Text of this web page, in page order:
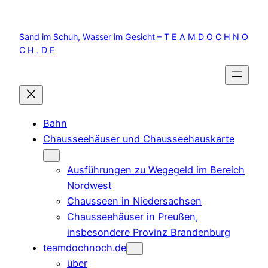
springen
Sand im Schuh, Wasser im Gesicht – T E A M D O C H N O
C H . D E
Bahn
Chausseehäuser und Chausseehauskarte
Ausführungen zu Wegegeld im Bereich
Nordwest
Chausseen in Niedersachsen
Chausseehäuser in Preußen,
insbesondere Provinz Brandenburg
teamdochnoch.de
über